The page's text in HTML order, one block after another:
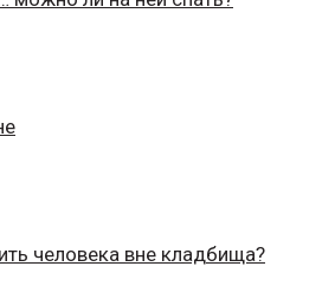
человека вне кладбища?